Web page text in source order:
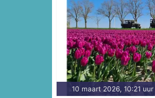
10 maart 2026, 10:21 uur